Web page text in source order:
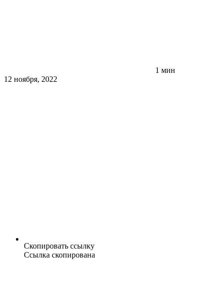
1 мин
12 ноября, 2022
Скопировать ссылку
Ссылка скопирована